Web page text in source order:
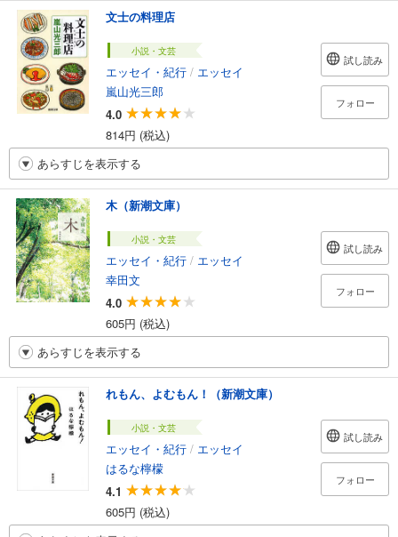
文士の料理店
小説・文芸
エッセイ・紀行 / エッセイ
嵐山光三郎
4.0
814円 (税込)
試し読み
フォロー
あらすじを表示する
木（新潮文庫）
小説・文芸
エッセイ・紀行 / エッセイ
幸田文
4.0
605円 (税込)
試し読み
フォロー
あらすじを表示する
れもん、よむもん！（新潮文庫）
小説・文芸
エッセイ・紀行 / エッセイ
はるな檸檬
4.1
605円 (税込)
試し読み
フォロー